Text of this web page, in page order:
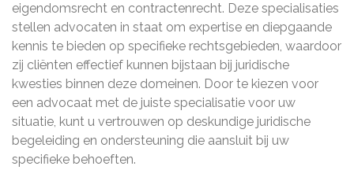
eigendomsrecht en contractenrecht. Deze specialisaties
stellen advocaten in staat om expertise en diepgaande
kennis te bieden op specifieke rechtsgebieden, waardoor
zij cliënten effectief kunnen bijstaan bij juridische
kwesties binnen deze domeinen. Door te kiezen voor
een advocaat met de juiste specialisatie voor uw
situatie, kunt u vertrouwen op deskundige juridische
begeleiding en ondersteuning die aansluit bij uw
specifieke behoeften.